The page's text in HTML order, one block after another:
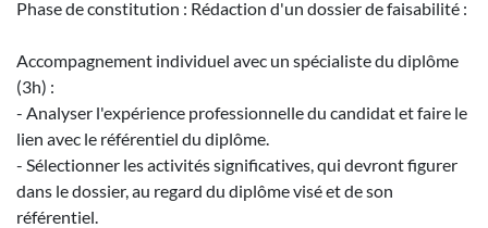
Phase de constitution : Rédaction d'un dossier de faisabilité :
Accompagnement individuel avec un spécialiste du diplôme
(3h) :
- Analyser l'expérience professionnelle du candidat et faire le
lien avec le référentiel du diplôme.
- Sélectionner les activités significatives, qui devront figurer
dans le dossier, au regard du diplôme visé et de son
référentiel.